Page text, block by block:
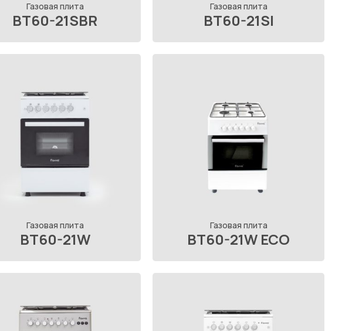
Газовая плита
BT60-21SBR
Газовая плита
BT60-21SI
Газовая плита
BT60-21W
Газовая плита
BT60-21W ECO